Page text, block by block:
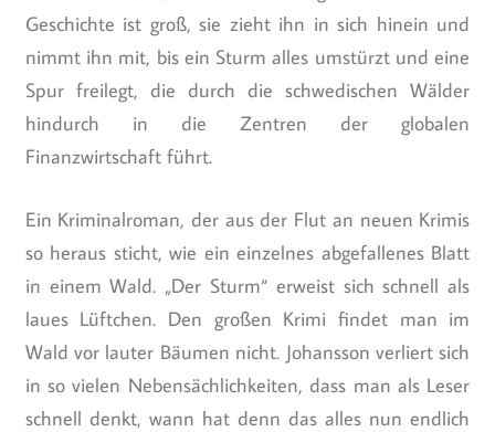
Geschichte ist groß, sie zieht ihn in sich hinein und
nimmt ihn mit, bis ein Sturm alles umstürzt und eine
Spur freilegt, die durch die schwedischen Wälder
hindurch in die Zentren der globalen
Finanzwirtschaft führt.
Ein Kriminalroman, der aus der Flut an neuen Krimis
so heraus sticht, wie ein einzelnes abgefallenes Blatt
in einem Wald. „Der Sturm“ erweist sich schnell als
laues Lüftchen. Den großen Krimi findet man im
Wald vor lauter Bäumen nicht. Johansson verliert sich
in so vielen Nebensächlichkeiten, dass man als Leser
schnell denkt, wann hat denn das alles nun endlich